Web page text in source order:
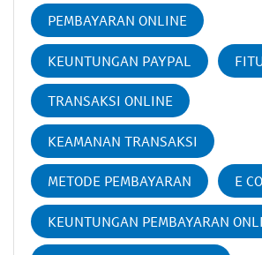
PEMBAYARAN ONLINE
KEUNTUNGAN PAYPAL
TRANSAKSI ONLINE
KEAMANAN TRANSAKSI
METODE PEMBAYARAN E
KEUNTUNGAN PEMBAYARAN